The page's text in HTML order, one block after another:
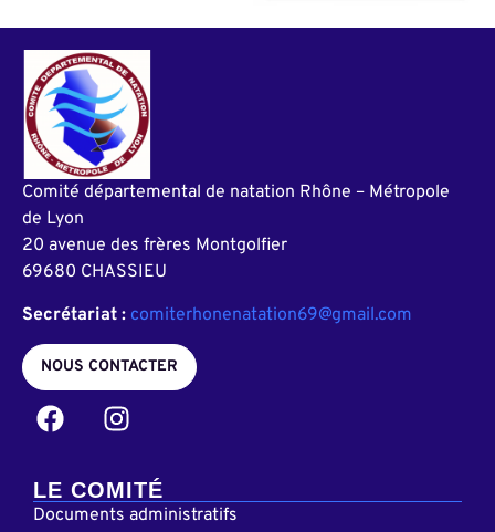
Comité départemental de natation Rhône – Métropole
de Lyon
20 avenue des frères Montgolfier
69680 CHASSIEU
Secrétariat : comiterhonenatation69@gmail.com
NOUS CONTACTER
LE COMITÉ
Documents administratifs